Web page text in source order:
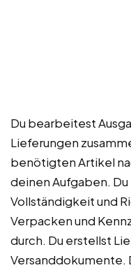
Du bearbeitest
Lieferungen
benötigten Artikel
deinen Aufgaben.
Vollständigkeit und
Verpacken und
durch. Du erstellst
Versanddokumente.